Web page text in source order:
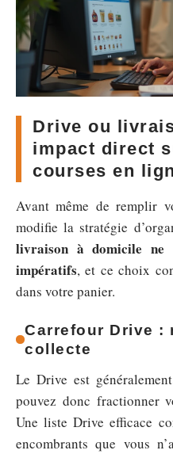
Drive ou
impact direct
courses en
Avant même de remplir
modifie la stratégie
livraison à domicile ne
impératifs, et ce choix
dans votre panier.
Carrefour Drive :
collecte
Le Drive est
pouvez donc fractionner
Une liste Drive efficace
encombrants que vous